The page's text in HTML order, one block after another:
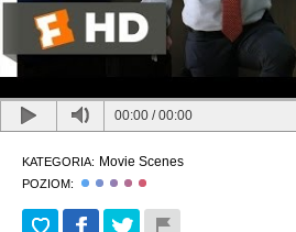
00:00 /00:00
KATEGORIA: Movie Scenes
POZIOM: